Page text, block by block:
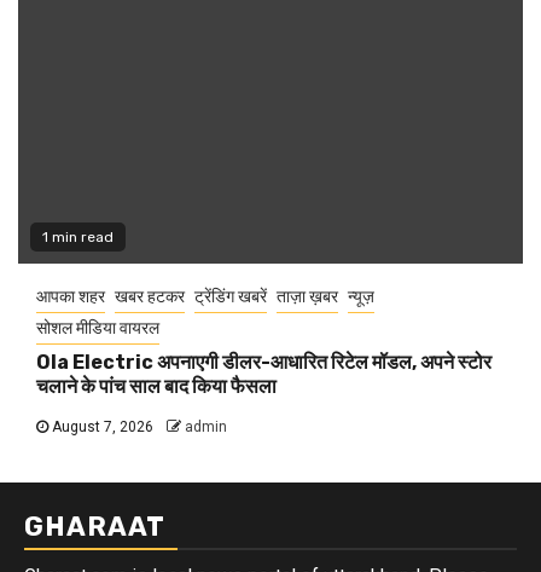
1 min read
आपका शहर खबर हटकर ट्रेंडिंग खबरें ताज़ा ख़बर न्यूज़
सोशल मीडिया वायरल
Ola Electric अपनाएगी डीलर-आधारित रिटेल मॉडल, अपने स्टोर
चलाने के पांच साल बाद किया फैसला
August 7, 2026 admin
GHARAAT